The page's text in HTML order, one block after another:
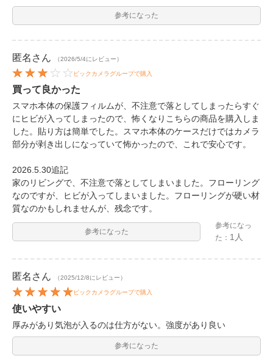
参考になった
匿名 さん （2026/5/4にレビュー）
ビックカメラグループで購入
買って良かった
スマホ本体の保護フィルムが、不注意で落としてしまったらすぐ
にヒビが入ってしまったので、怖くなりこちらの商品を購入しま
した。貼り方は簡単でした。スマホ本体のケースだけではカメラ
部分が剥き出しになっていて怖かったので、これで安心です。
2026.5.30追記
家のリビングで、不注意で落としてしまいました。フローリング
なのですが、ヒビが入ってしまいました。フローリングが硬い材
質なのかもしれませんが、残念です。
参考になった
参考になっ
た： 1人
匿名 さん （2025/12/8にレビュー）
ビックカメラグループで購入
使いやすい
厚みがあり気泡が入るのは仕方がない。強度があり良い
参考になった